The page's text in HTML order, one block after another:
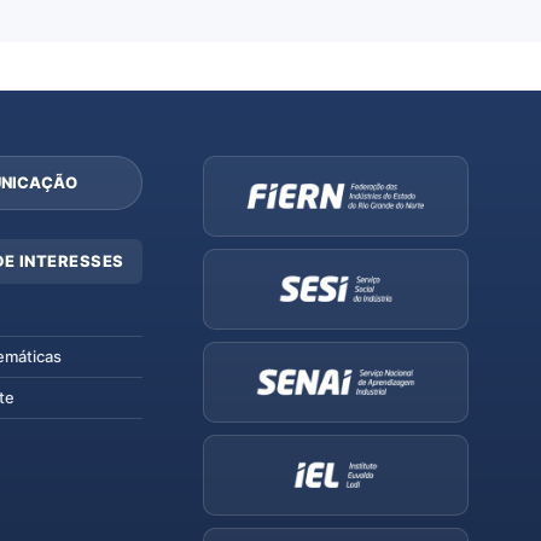
INTERESSES